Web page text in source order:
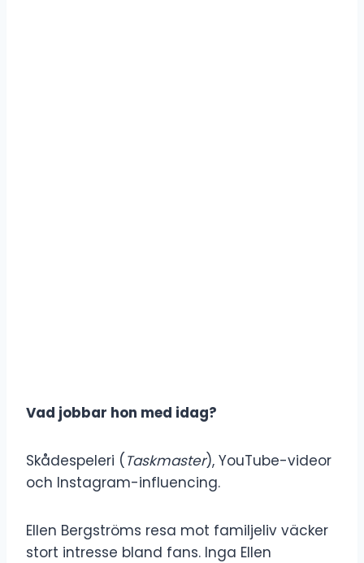
Vad jobbar hon med idag?
Skådespeleri ( Taskmaster), YouTube-videor
och Instagram-influencing.
Ellen Bergströms resa mot familjeliv väcker
stort intresse bland fans. Inga Ellen